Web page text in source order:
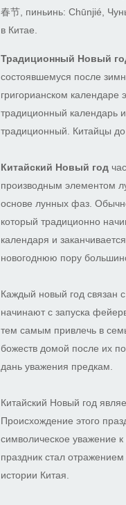
春节, пиньинь: Chūnjié,
в Китае.
Традиционный Новый
состоявшемуся после
григорианском
традиционный календарь
традиционный. Китайцы
Китайский Новый год
производным элементом
основе лунных фаз.
который традиционно
календаря и
новогоднюю пору
Каждый новый год связан
начинают с запуска
тем самым привлечь в
божеств домой после их
дань уважения предкам.
Китайский Новый год
Происхождение этого
символическое уважение
праздник стал
истории Китая.